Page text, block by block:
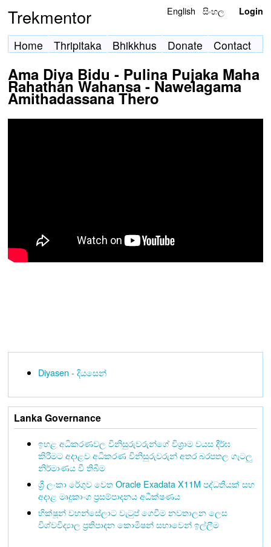
Trekmentor English සිංහල Login
Home Thripitaka Bhikkhus Donate Contact
Ama Diya Bidu - Pulina Pujaka Maha
Rahathan Wahansa - Nawelagama
Amithadassana Thero
Diyasen - දියසෙන්
Lanka Governance
ඉහළ අධිකරණවල විනිසුරුවරුන්ගේ විශ්‍රාම වයස දීර්ඝ
කිරීමට අදාළව අධිකරණ විනිසුරුවරුන් අතර බරපතල ගැටලු
නිර්මාණය වී තිබීම
ශ්‍රී ලංකා රේගුව වෙත Oracle Exadata X11M පද්ධතියක් සහ
අදාළ මෘදුකාංග ප්‍රසම්පාදනය අධීක්ෂණය
භික්ෂූන් වහන්සේලාට වැටුප් ගෙවීම නවතාලන ලෙස
විශ්වවිද්‍යාල ප්‍රතිපාදන කොමිෂන් සභාවෙන් ඉල්ලීම